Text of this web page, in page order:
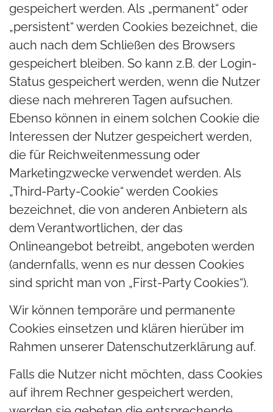
gespeichert werden. Als „permanent“ oder
„persistent“ werden Cookies bezeichnet, die
auch nach dem Schließen des Browsers
gespeichert bleiben. So kann z.B. der Login-
Status gespeichert werden, wenn die Nutzer
diese nach mehreren Tagen aufsuchen.
Ebenso können in einem solchen Cookie die
Interessen der Nutzer gespeichert werden,
die für Reichweitenmessung oder
Marketingzwecke verwendet werden. Als
„Third-Party-Cookie“ werden Cookies
bezeichnet, die von anderen Anbietern als
dem Verantwortlichen, der das
Onlineangebot betreibt, angeboten werden
(andernfalls, wenn es nur dessen Cookies
sind spricht man von „First-Party Cookies“).
Wir können temporäre und permanente
Cookies einsetzen und klären hierüber im
Rahmen unserer Datenschutzerklärung auf.
Falls die Nutzer nicht möchten, dass Cookies
auf ihrem Rechner gespeichert werden,